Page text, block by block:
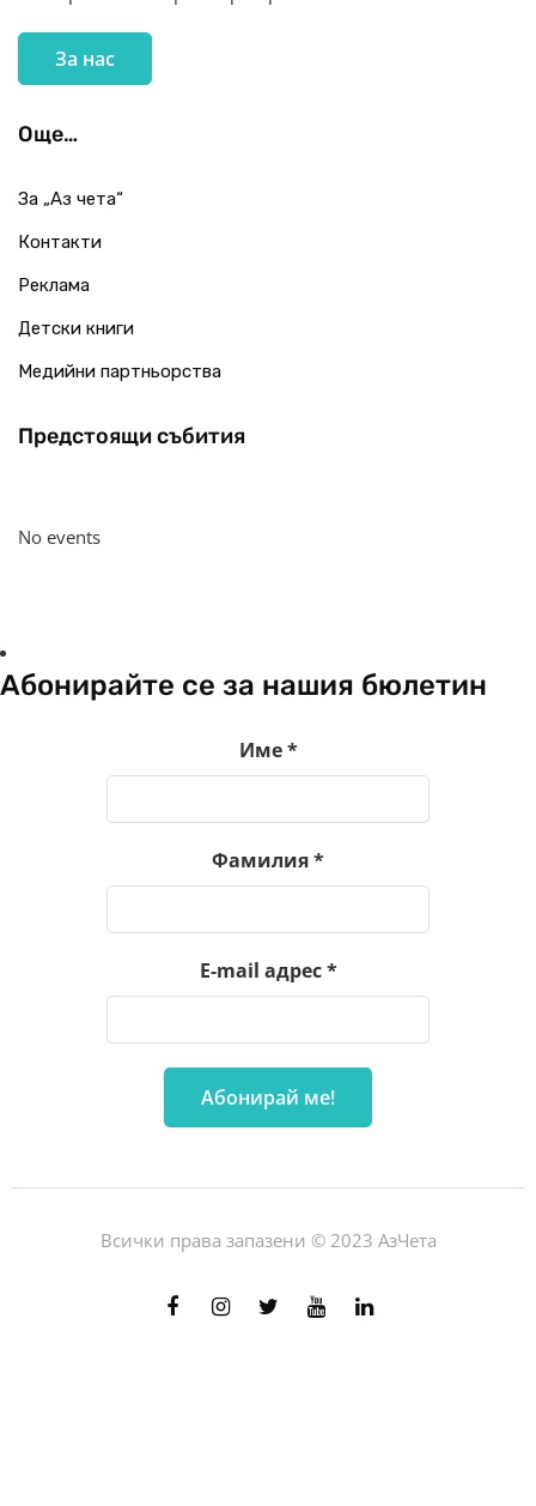
За нас
Още…
За „Аз чета“
Контакти
Реклама
Детски книги
Медийни партньорства
Предстоящи събития
No events
Абонирайте се за нашия бюлетин
Име*
Фамилия*
E-mail адрес*
Всички права запазени © 2023 АзЧета